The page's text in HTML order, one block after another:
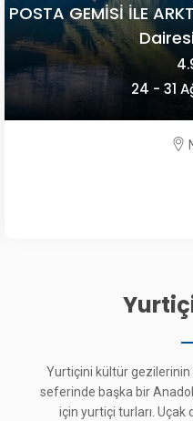
OECONOMICA YEŞİLİN
09 -
Yurtiçini kültür
seferinde başka bir
için yurtiçi turları. Uçak